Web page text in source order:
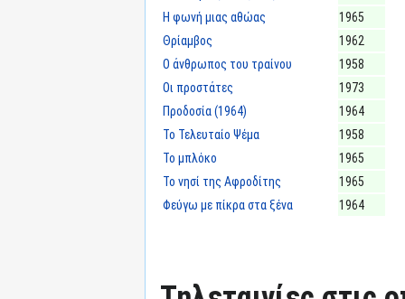
Η φωνή μιας αθώας
1965
Θρίαμβος
1962
Ο άνθρωπος του τραίνου
1958
Οι προστάτες
1973
Προδοσία (1964)
1964
Το Τελευταίο Ψέμα
1958
Το μπλόκο
1965
Το νησί της Αφροδίτης
1965
Φεύγω με πίκρα στα ξένα
1964